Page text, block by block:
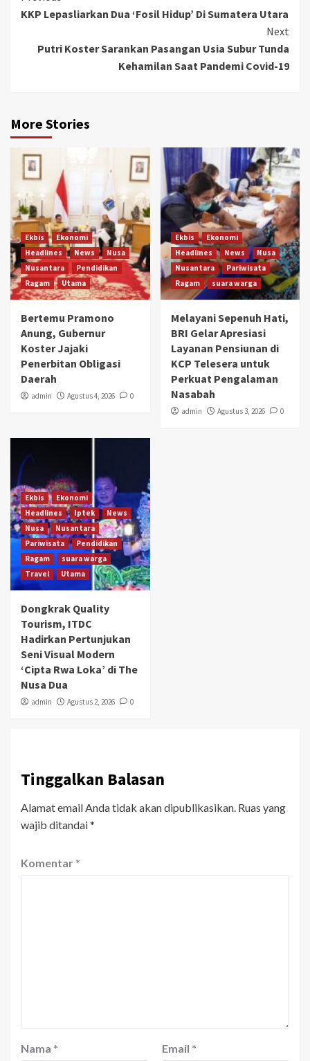
Reading
KKP Lepasliarkan Dua ‘Fosil Hidup’ Di Sumatera Utara
Next
Putri Koster Sarankan Pasangan Usia Subur Tunda
Kehamilan Saat Pandemi Covid-19
More Stories
Ekbis
Ekonomi
Headlines
News
Nusa
Nusantara
Pendidikan
Ragam
Utama
Bertemu Pramono
Anung, Gubernur
Koster Jajaki
Penerbitan Obligasi
Daerah
admin Agustus 4, 2026 0
Ekbis
Ekonomi
Headlines
News
Nusa
Nusantara
Pariwisata
Ragam
suara warga
Melayani Sepenuh Hati,
BRI Gelar Apresiasi
Layanan Pensiunan di
KCP Telesera untuk
Perkuat Pengalaman
Nasabah
admin Agustus 3, 2026 0
Ekbis
Ekonomi
Headlines
Iptek
News
Nusa
Nusantara
Pariwisata
Pendidikan
Ragam
suara warga
Travel
Utama
Dongkrak Quality
Tourism, ITDC
Hadirkan Pertunjukan
Seni Visual Modern
‘Cipta Rwa Loka’ di The
Nusa Dua
admin Agustus 2, 2026 0
Tinggalkan Balasan
Alamat email Anda tidak akan dipublikasikan. Ruas yang
wajib ditandai*
Komentar *
Nama * Email *